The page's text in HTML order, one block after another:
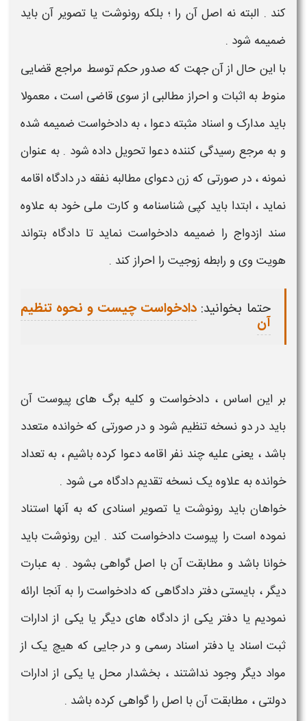
کند . البته نه اصل آن را ؛ بلکه رونوشت یا تصویر آن باید
ضمیمه شود .
با این حال از آن جهت که صدور حکم توسط مراجع قضایی
منوط به اثبات و احراز مطالبی از سوی قاضی است ، معمولا
باید مدارک و اسناد مثبته دعوا ، به دادخواست ضمیمه شده
و به مرجع رسیدگی کننده دعوا تحویل داده شود . به عنوان
نمونه ، در صورتی که زن دعوای مطالبه نفقه در دادگاه اقامه
نماید ، ابتدا باید کپی شناسنامه و کارت ملی خود به علاوه
سند ازدواج را ضمیمه دادخواست نماید تا دادگاه بتواند
هویت وی و رابطه زوجیت را احراز کند .
حتما بخوانید: دادخواست چیست و نحوه تنظیم
آن
بر این اساس ، دادخواست و کلیه برگ های پیوست آن
باید در دو نسخه تنظیم شود و در صورتی که خوانده متعدد
باشد ، یعنی علیه چند نفر اقامه دعوا کرده باشیم ، به تعداد
خوانده به علاوه یک نسخه تقدیم دادگاه می شود .
خواهان باید رونوشت یا تصویر اسنادی که به آنها استناد
نموده است را پیوست دادخواست کند . این رونوشت باید
خوانا باشد و مطابقت آن با اصل گواهی بشود . به عبارت
دیگر ، بایستی دفتر دادگاهی که دادخواست را به آنجا ارائه
نمودیم یا دفتر یکی از دادگاه های دیگر یا یکی از ادارات
ثبت اسناد یا دفتر اسناد رسمی و در جایی که هیچ یک از
مواد دیگر وجود نداشتند ، بخشدار محل یا یکی از ادارات
دولتی ، مطابقت آن با اصل را گواهی کرده باشد .